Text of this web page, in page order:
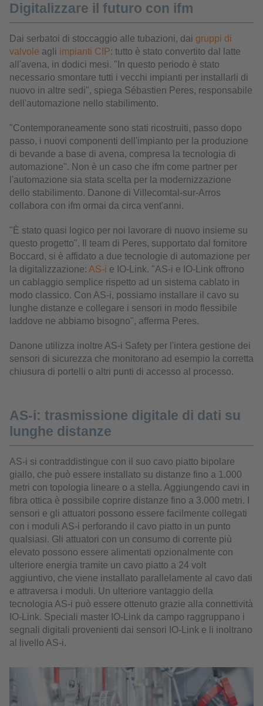
Digitalizzare il futuro con ifm
Dai serbatoi di stoccaggio alle tubazioni, dai gruppi di
valvole agli impianti CIP: tutto è stato convertito dal latte
all'avena, in dodici mesi. "In questo periodo è stato
necessario smontare tutti i vecchi impianti per installarli di
nuovo in altre sedi", spiega Sébastien Peres, responsabile
dell'automazione nello stabilimento.
"Contemporaneamente sono stati ricostruiti, passo dopo
passo, i nuovi componenti dell'impianto per la produzione
di bevande a base di avena, compresa la tecnologia di
automazione". Non è un caso che ifm come partner per
l'automazione sia stata scelta per la modernizzazione
dello stabilimento. Danone di Villecomtal-sur-Arros
collabora con ifm ormai da circa vent'anni.
"È stato quasi logico per noi lavorare di nuovo insieme su
questo progetto". Il team di Peres, supportato dal fornitore
Boccard, si è affidato a due tecnologie di automazione per
la digitalizzazione: AS-i e IO-Link. "AS-i e IO-Link offrono
un cablaggio semplice rispetto ad un sistema cablato in
modo classico. Con AS-i, possiamo installare il cavo su
lunghe distanze e collegare i sensori in modo flessibile
laddove ne abbiamo bisogno", afferma Peres.
Danone utilizza inoltre AS-i Safety per l'intera gestione dei
sensori di sicurezza che monitorano ad esempio la corretta
chiusura di portelli o altri punti di accesso al processo.
AS-i: trasmissione digitale di dati su
lunghe distanze
AS-i si contraddistingue con il suo cavo piatto bipolare
giallo, che può essere installato su distanze fino a 1.000
metri con topologia lineare o a stella. Aggiungendo cavi in
fibra ottica è possibile coprire distanze fino a 3.000 metri. I
sensori e gli attuatori possono essere facilmente collegati
con i moduli AS-i perforando il cavo piatto in un punto
qualsiasi. Gli attuatori con un consumo di corrente più
elevato possono essere alimentati opzionalmente con
ulteriore energia tramite un cavo piatto a 24 volt
aggiuntivo, che viene installato parallelamente al cavo dati
e attraversa i moduli. Un ulteriore vantaggio della
tecnologia AS-i può essere ottenuto grazie alla connettività
IO-Link. Speciali master IO-Link da campo raggruppano i
segnali digitali provenienti dai sensori IO-Link e li inoltrano
al livello AS-i.